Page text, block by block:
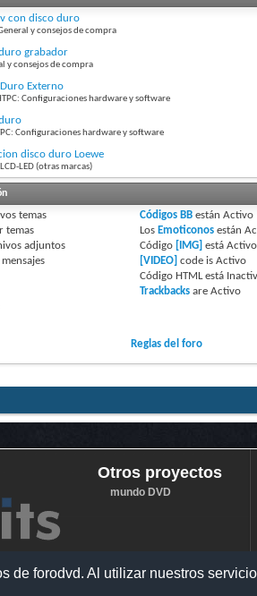
de forodvd. Al utilizar nuestros
con disco duro
y consejos de compra
grabador
y consejos de compra
Externo
Configuraciones hardware y software
Configuraciones hardware y software
disco duro Loewe
LED (otras marcas)
temas
temas
adjuntos
Códigos BBestán Activo
Los Emoticonosestán
Código
[IMG] está Activo
[VIDEO] code is Activo
Código HTML está
Trackbacksare Activo
Reglas del foro
Otros proyectos
mundo DVD